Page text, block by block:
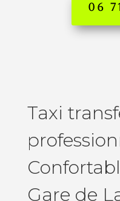
06
Taxi
Gare de